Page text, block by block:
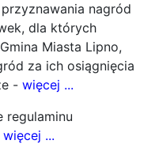
nagród
dla których
Miasta Lipno,
za ich osiągnięcia
- więcej ...
regulaminu
więcej ...